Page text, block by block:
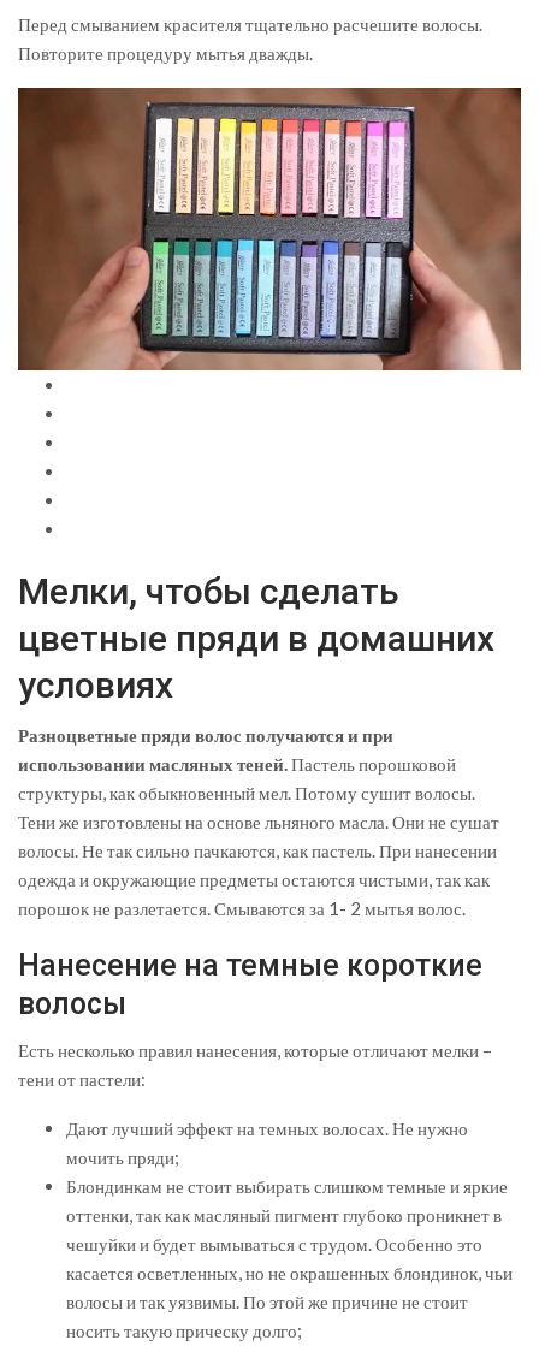
Перед смыванием красителя тщательно расчешите волосы.
Повторите процедуру мытья дважды.
Мелки, чтобы сделать
цветные пряди в домашних
условиях
Разноцветные пряди волос получаются и при
использовании масляных теней. Пастель порошковой
структуры, как обыкновенный мел. Потому сушит волосы.
Тени же изготовлены на основе льняного масла. Они не сушат
волосы. Не так сильно пачкаются, как пастель. При нанесении
одежда и окружающие предметы остаются чистыми, так как
порошок не разлетается. Смываются за 1- 2 мытья волос.
Нанесение на темные короткие
волосы
Есть несколько правил нанесения, которые отличают мелки –
тени от пастели:
Дают лучший эффект на темных волосах. Не нужно
мочить пряди;
Блондинкам не стоит выбирать слишком темные и яркие
оттенки, так как масляный пигмент глубоко проникнет в
чешуйки и будет вымываться с трудом. Особенно это
касается осветленных, но не окрашенных блондинок, чьи
волосы и так уязвимы. По этой же причине не стоит
носить такую прическу долго;